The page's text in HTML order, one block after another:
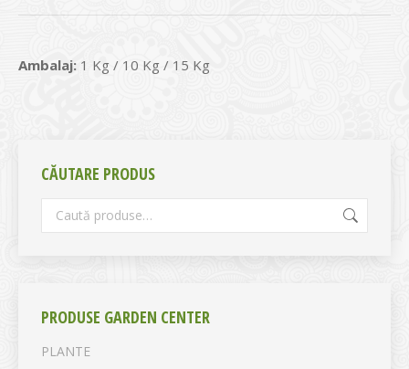
Ambalaj: 1 Kg / 10 Kg / 15 Kg
CĂUTARE PRODUS
PRODUSE GARDEN CENTER
PLANTE